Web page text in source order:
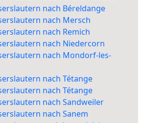
nach Béreldange
nach Mersch
nach Remich
nach Niedercorn
nach Mondorf-les-
nach Tétange
nach Tétange
nach Sandweiler
nach Sanem